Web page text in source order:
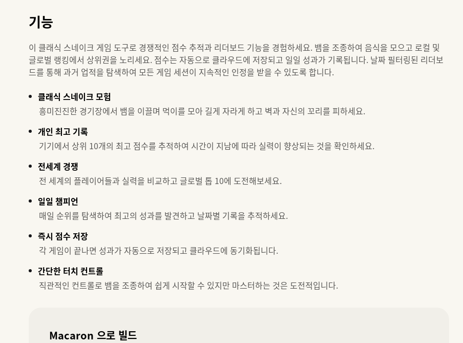
기능
이 클래식 스네이크 게임 도구로 경쟁적인 점수 추적과 리더보드 기능을 경험하세요. 뱀을 조종하여 음식을 모으고 로컬 및
글로벌 랭킹에서 상위권을 노리세요. 점수는 자동으로 클라우드에 저장되고 일일 성과가 기록됩니다. 날짜 필터링된 리더보
드를 통해 과거 업적을 탐색하여 모든 게임 세션이 지속적인 인정을 받을 수 있도록 합니다.
클래식 스네이크 모험
흥미진진한 경기장에서 뱀을 이끌며 먹이를 모아 길게 자라게 하고 벽과 자신의 꼬리를 피하세요.
개인 최고 기록
기기에서 상위 10개의 최고 점수를 추적하여 시간이 지남에 따라 실력이 향상되는 것을 확인하세요.
전세계 경쟁
전 세계의 플레이어들과 실력을 비교하고 글로벌 톱 10에 도전해보세요.
일일 챔피언
매일 순위를 탐색하여 최고의 성과를 발견하고 날짜별 기록을 추적하세요.
즉시 점수 저장
각 게임이 끝나면 성과가 자동으로 저장되고 클라우드에 동기화됩니다.
간단한 터치 컨트롤
직관적인 컨트롤로 뱀을 조종하여 쉽게 시작할 수 있지만 마스터하는 것은 도전적입니다.
Macaron 으로 빌드